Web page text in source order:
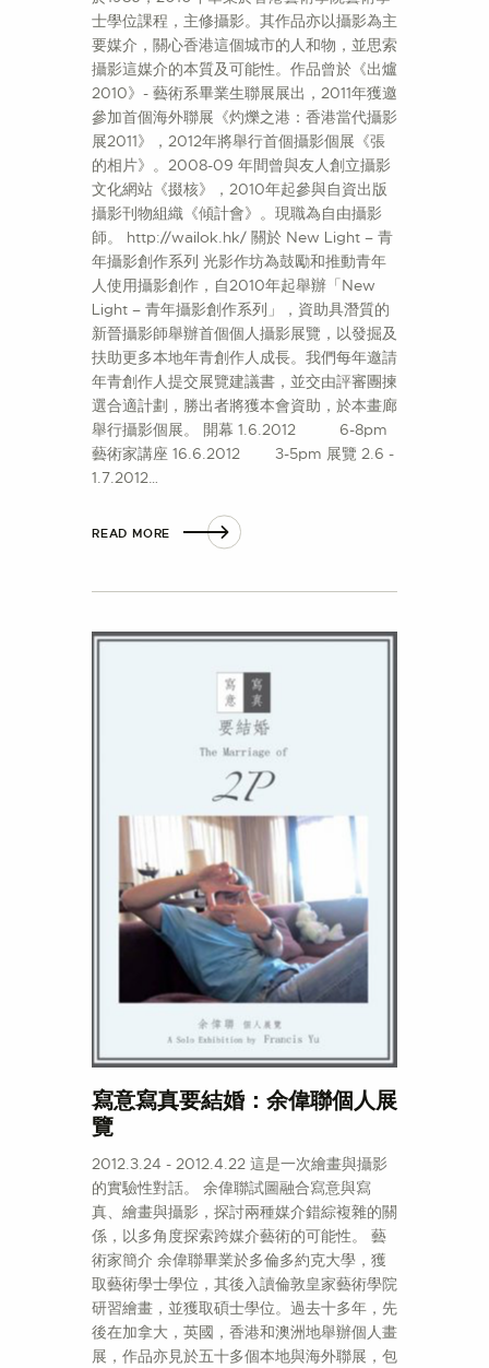
士學位課程，主修攝影。其作品亦以攝影為主
要媒介，關心香港這個城市的人和物，並思索
攝影這媒介的本質及可能性。作品曾於《出爐
2010》- 藝術系畢業生聯展展出，2011年獲邀
參加首個海外聯展《灼爍之港：香港當代攝影
展2011》，2012年將舉行首個攝影個展《張
的相片》。2008-09 年間曾與友人創立攝影
文化網站《掇核》，2010年起參與自資出版
攝影刊物組織《傾計會》。現職為自由攝影
師。 http://wailok.hk/ 關於 New Light – 青
年攝影創作系列 光影作坊為鼓勵和推動青年
人使用攝影創作，自2010年起舉辦「New
Light – 青年攝影創作系列」，資助具潛質的
新晉攝影師舉辦首個個人攝影展覽，以發掘及
扶助更多本地年青創作人成長。我們每年邀請
年青創作人提交展覽建議書，並交由評審團揀
選合適計劃，勝出者將獲本會資助，於本畫廊
舉行攝影個展。 開幕 1.6.2012 6-8pm
藝術家講座 16.6.2012 3-5pm 展覽 2.6 -
1.7.2012…
READ MORE
寫意寫真要結婚：余偉聯個人展
覽
2012.3.24 - 2012.4.22 這是一次繪畫與攝影
的實驗性對話。 余偉聯試圖融合寫意與寫
真、繪畫與攝影，探討兩種媒介錯綜複雜的關
係，以多角度探索跨媒介藝術的可能性。 藝
術家簡介 余偉聯畢業於多倫多約克大學，獲
取藝術學士學位，其後入讀倫敦皇家藝術學院
研習繪畫，並獲取碩士學位。過去十多年，先
後在加拿大，英國，香港和澳洲地舉辦個人畫
展，作品亦見於五十多個本地與海外聯展，包